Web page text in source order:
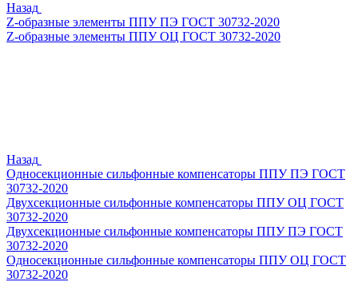
Назад
Z-образные элементы ППУ ПЭ ГОСТ 30732-2020
Z-образные элементы ППУ ОЦ ГОСТ 30732-2020
Назад
Односекционные сильфонные компенсаторы ППУ ПЭ ГОСТ
30732-2020
Двухсекционные сильфонные компенсаторы ППУ ОЦ ГОСТ
30732-2020
Двухсекционные сильфонные компенсаторы ППУ ПЭ ГОСТ
30732-2020
Односекционные сильфонные компенсаторы ППУ ОЦ ГОСТ
30732-2020